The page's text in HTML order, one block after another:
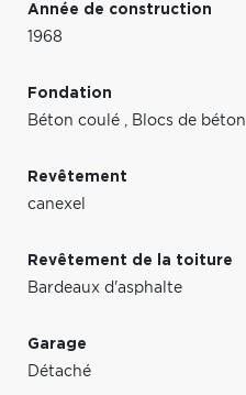
Année de construction
1968
Fondation
Béton coulé , Blocs de béton
Revêtement
canexel
Revêtement de la toiture
Bardeaux d'asphalte
Garage
Détaché